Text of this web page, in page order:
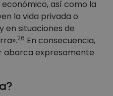
así como la
la vida privada o
en situaciones de
26En consecuencia,
abarca expresamente